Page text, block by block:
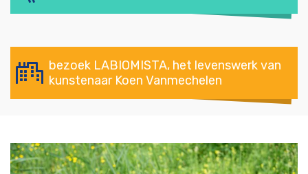
bezoek LABIOMISTA, het levenswerk van
kunstenaar Koen Vanmechelen